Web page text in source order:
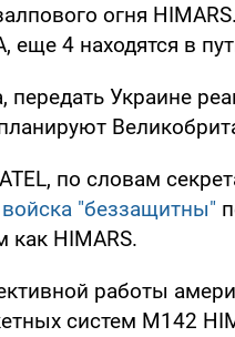
огня
еще 4 находятся в
Украине
по словам
"беззащитны"
HIMARS.
работы
систем M142